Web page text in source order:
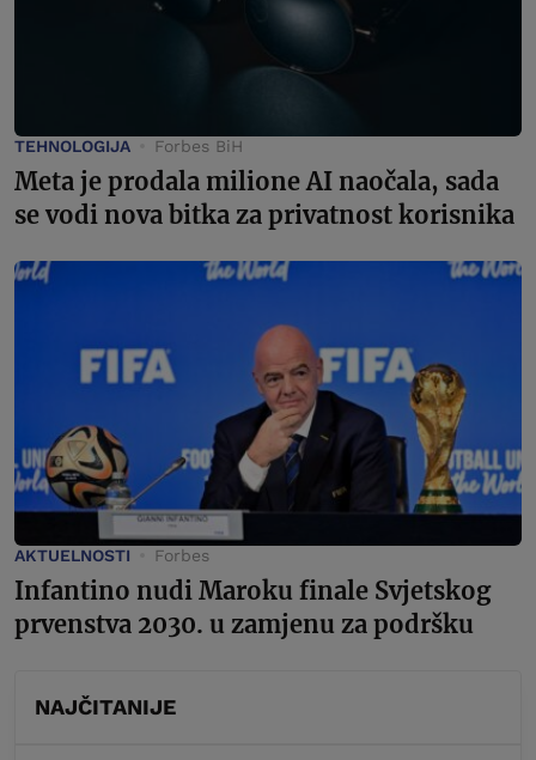
TEHNOLOGIJA Forbes BiH
Meta je prodala milione AI naočala, sada
se vodi nova bitka za privatnost korisnika
AKTUELNOSTI Forbes
Infantino nudi Maroku finale Svjetskog
prvenstva 2030. u zamjenu za podršku
NAJČITANIJE